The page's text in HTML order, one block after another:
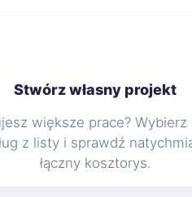
Stwórz własny projekt
większe prace? Wybierz
z listy i sprawdź
łączny kosztorys.